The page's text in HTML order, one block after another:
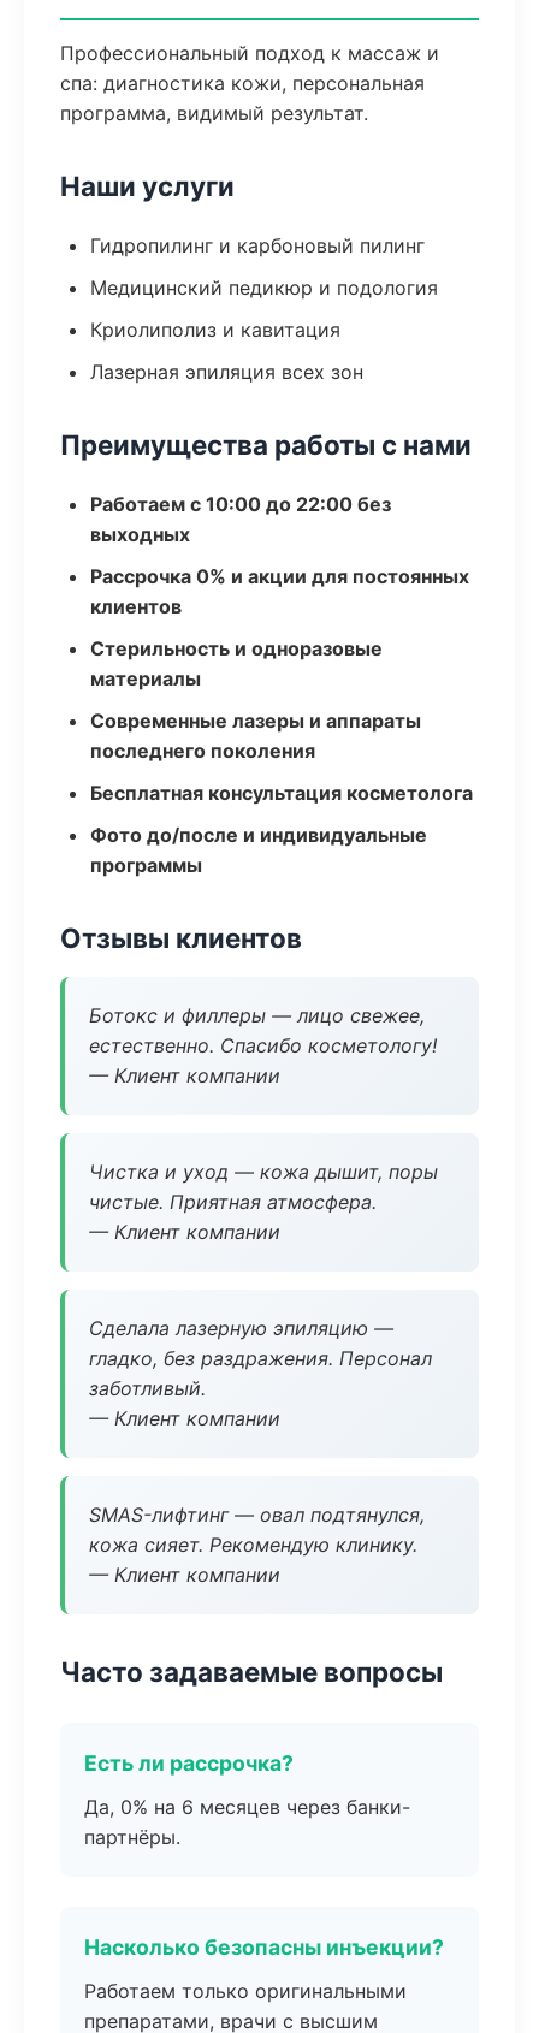
Профессиональный подход к массаж и
спа: диагностика кожи, персональная
программа, видимый результат.
Наши услуги
Гидропилинг и карбоновый пилинг
Медицинский педикюр и подология
Криолиполиз и кавитация
Лазерная эпиляция всех зон
Преимущества работы с нами
Работаем с 10:00 до 22:00 без
выходных
Рассрочка 0% и акции для постоянных
клиентов
Стерильность и одноразовые
материалы
Современные лазеры и аппараты
последнего поколения
Бесплатная консультация косметолога
Фото до/после и индивидуальные
программы
Отзывы клиентов
Ботокс и филлеры — лицо свежее,
естественно. Спасибо косметологу!
— Клиент компании
Чистка и уход — кожа дышит, поры
чистые. Приятная атмосфера.
— Клиент компании
Сделала лазерную эпиляцию —
гладко, без раздражения. Персонал
заботливый.
— Клиент компании
SMAS-лифтинг — овал подтянулся,
кожа сияет. Рекомендую клинику.
— Клиент компании
Часто задаваемые вопросы
Есть ли рассрочка?
Да, 0% на 6 месяцев через банки-
партнёры.
Насколько безопасны инъекции?
Работаем только оригинальными
препаратами, врачи с высшим